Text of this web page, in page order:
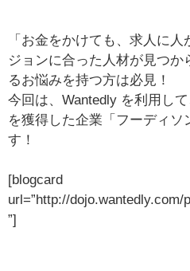
「お金をかけても、求人に
ジョンに合った人材が見つ
るお悩みを持つ方は必見！
今回は、Wantedly を利用し
を獲得した企業「フーディソ
す！
[blogcard
url=”http://dojo.wantedly.com/
”]